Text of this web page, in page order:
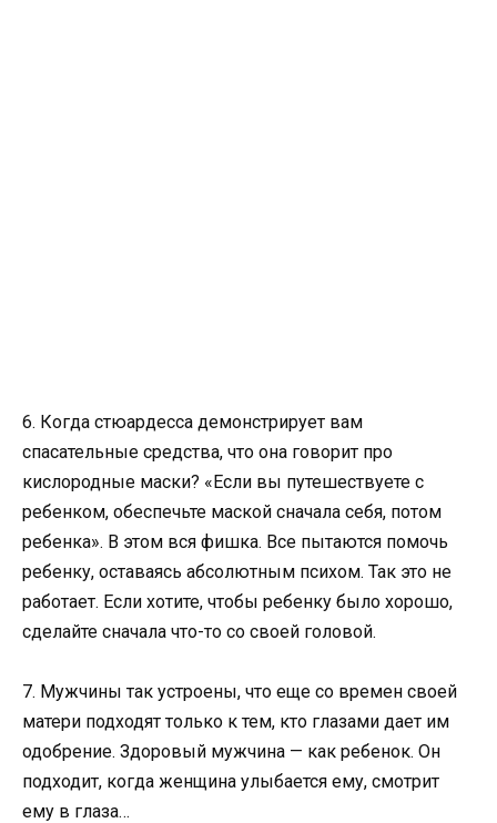
6. Когда стюардесса демонстрирует вам
спасательные средства, что она говорит про
кислородные маски? «Если вы путешествуете с
ребенком, обеспечьте маской сначала себя, потом
ребенка». В этом вся фишка. Все пытаются помочь
ребенку, оставаясь абсолютным психом. Так это не
работает. Если хотите, чтобы ребенку было хорошо,
сделайте сначала что-то со своей головой.
7. Мужчины так устроены, что еще со времен своей
матери подходят только к тем, кто глазами дает им
одобрение. Здоровый мужчина — как ребенок. Он
подходит, когда женщина улыбается ему, смотрит
ему в глаза…